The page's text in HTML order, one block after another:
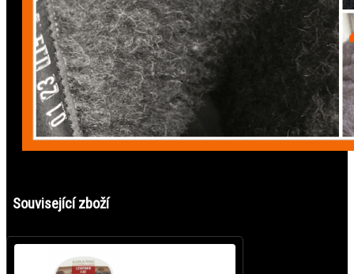
Související zboží